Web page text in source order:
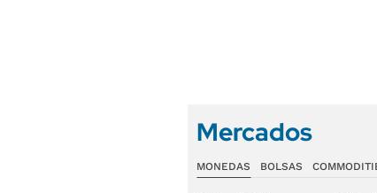
Mercados
MONEDAS BOLSAS